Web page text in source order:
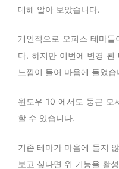
대해 알아 보았습니다.
개인적으로 오피스 테마들
다. 하지만 이번에 변경
느낌이 들어 마음에 들었습
윈도우 10 에서도 둥근 모
할 수 있습니다.
기존 테마가 마음에 들지
보고 싶다면 위 기능을 활